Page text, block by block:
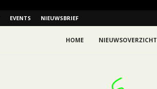
EVENTS NIEUWSBRIEF
HOME NIEUWSOVERZICHT